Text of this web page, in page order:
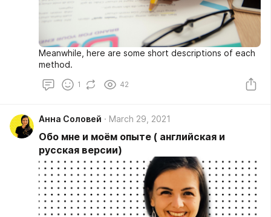
Meanwhile, here are some short descriptions of each
method.
1 42
Анна Соловей March 29, 2021
Обо мне и моём опыте ( английская и
русская версии)